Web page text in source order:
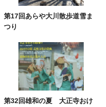
第17回あらや大川散歩道雪ま
つり
第32回雄和の夏 大正寺おけ